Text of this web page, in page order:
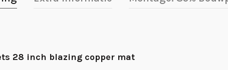
28 inch blazing copper mat